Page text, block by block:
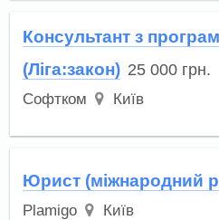
Консультант з
(Ліга:закон) 25 000 грн.
Софтком Київ
Юрист (міжнародний
Plamigo Київ